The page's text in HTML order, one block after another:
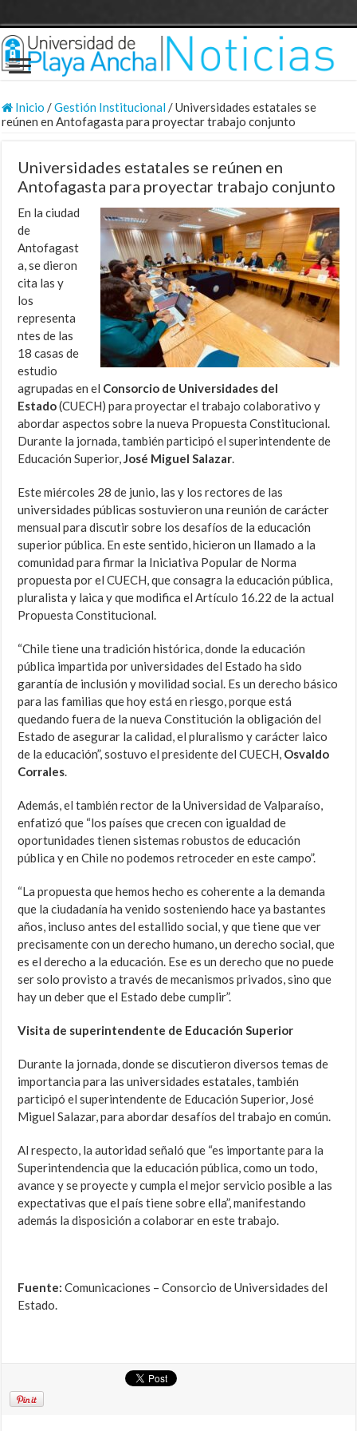
Inicio /Gestión Institucional/Universidades estatales se
reúnen en Antofagasta para proyectar trabajo conjunto
Universidades estatales se reúnen en
Antofagasta para proyectar trabajo conjunto
En la ciudad
de
Antofagast
a, se dieron
cita las y
los
representa
ntes de las
18 casas de
estudio
agrupadas en el Consorcio de Universidades del
Estado(CUECH) para proyectar el trabajo colaborativo y
abordar aspectos sobre la nueva Propuesta Constitucional.
Durante la jornada, también participó el superintendente de
Educación Superior,José Miguel Salazar.
Este miércoles 28 de junio, las y los rectores de las
universidades públicas sostuvieron una reunión de carácter
mensual para discutir sobre los desafíos de la educación
superior pública. En este sentido, hicieron un llamado a la
comunidad para firmar la Iniciativa Popular de Norma
propuesta por el CUECH, que consagra la educación pública,
pluralista y laica y que modifica el Artículo 16.22 de la actual
Propuesta Constitucional.
“Chile tiene una tradición histórica, donde la educación
pública impartida por universidades del Estado ha sido
garantía de inclusión y movilidad social. Es un derecho básico
para las familias que hoy está en riesgo, porque está
quedando fuera de la nueva Constitución la obligación del
Estado de asegurar la calidad, el pluralismo y carácter laico
de la educación”, sostuvo el presidente del CUECH, Osvaldo
Corrales.
Además, el también rector de la Universidad de Valparaíso,
enfatizó que “los países que crecen con igualdad de
oportunidades tienen sistemas robustos de educación
pública y en Chile no podemos retroceder en este campo”.
“La propuesta que hemos hecho es coherente a la demanda
que la ciudadanía ha venido sosteniendo hace ya bastantes
años, incluso antes del estallido social, y que tiene que ver
precisamente con un derecho humano, un derecho social, que
es el derecho a la educación. Ese es un derecho que no puede
ser solo provisto a través de mecanismos privados, sino que
hay un deber que el Estado debe cumplir”.
Visita de superintendente de Educación Superior
Durante la jornada, donde se discutieron diversos temas de
importancia para las universidades estatales, también
participó el superintendente de Educación Superior, José
Miguel Salazar, para abordar desafíos del trabajo en común.
Al respecto, la autoridad señaló que “es importante para la
Superintendencia que la educación pública, como un todo,
avance y se proyecte y cumpla el mejor servicio posible a las
expectativas que el país tiene sobre ella”, manifestando
además la disposición a colaborar en este trabajo.
Fuente: Comunicaciones – Consorcio de Universidades del
Estado.